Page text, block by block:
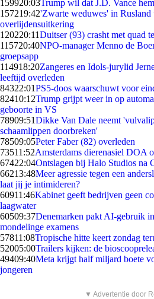
159920:03Trump wil dat J.D. Vance
157219:42'Zwarte weduwes' in
overlijdensuitkering
120220:11Duitser (93) crasht met quad
115720:40NPO-manager Menno de
groepsapp
114918:20Zangeres en Idols-jurylid
leeftijd overleden
84322:01PS5-doos waarschuwt voor
82410:12Trump grijpt weer in op
geboorte in VS
78909:51Dikke Van Dale neemt
schaamlippen doorbreken'
78509:05Peter Faber (82) overleden
73511:52Amsterdams dierenasiel DOA
67422:04Ontslagen bij Halo Studios na
66213:48Meer agressie tegen een
laat jij je intimideren?
60911:46Kabinet geeft bedrijven geen
laagwater
60509:37Denemarken pakt AI-gebruik
mondelinge examens
57811:08Tropische hitte keert zondag
52005:00Trailers kijken: de
49409:40Meta krijgt half miljard boete
jongeren
▼ Advertentie door